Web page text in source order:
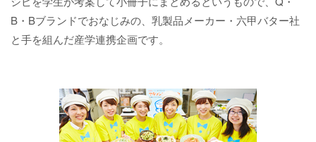
B・Bブランドでおなじみの、乳製品メーカー・六甲バター社
と手を組んだ産学連携企画です。